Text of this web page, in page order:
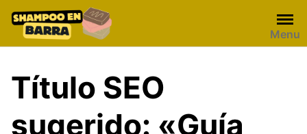
content
Menu
Título SEO
sugerido: «Guía